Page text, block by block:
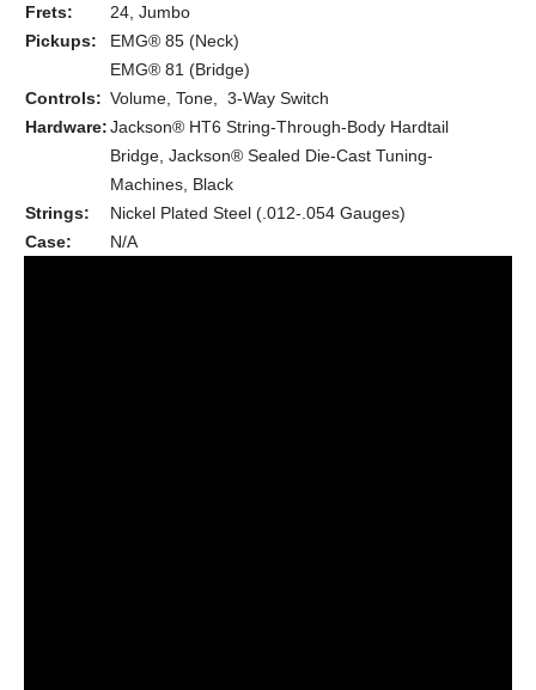
Frets:
24, Jumbo
Pickups:
EMG® 85 (Neck)
EMG® 81 (Bridge)
Controls: Volume, Tone, 3-Way Switch
Hardware:Jackson® HT6 String-Through-Body Hardtail
Bridge, Jackson® Sealed Die-Cast Tuning-
Machines, Black
Strings:
Nickel Plated Steel (.012-.054 Gauges)
Case:
N/A